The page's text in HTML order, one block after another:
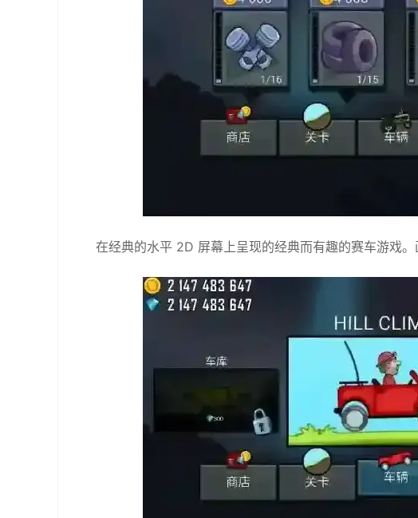
在经典的水平 2D 屏幕上呈现的经典而有趣的赛车游戏。